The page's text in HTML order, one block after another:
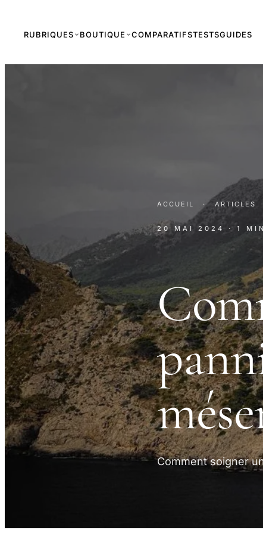
RUBRIQUES BOUTIQUE COMPARATIFSTESTSGUIDES
ACCUEIL · ARTICLES
20 MAI 2024 · 1
Comment soigner